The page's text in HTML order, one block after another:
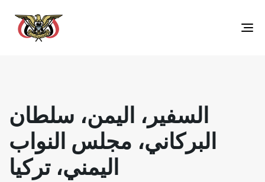
Toggle
السفير، اليمن، سلطان
البركاني، مجلس النواب
اليمني، تركيا